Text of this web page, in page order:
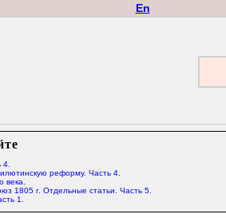
En
4.
реформу. Часть 4.
века.
1805 г. Отдельные статьи. Часть 5.
1.